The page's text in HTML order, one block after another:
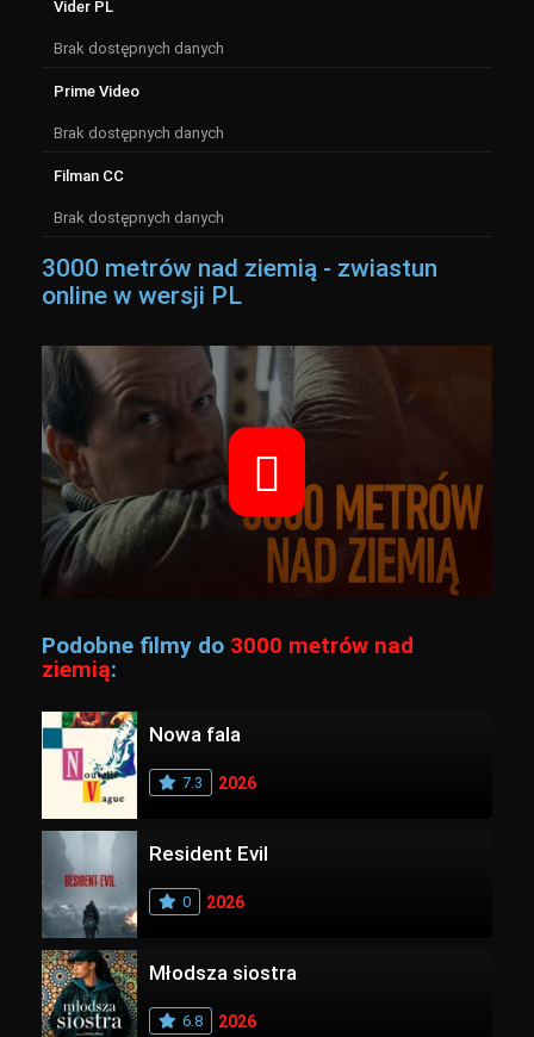
Vider PL
Brak dostępnych danych
Prime Video
Brak dostępnych danych
Filman CC
Brak dostępnych danych
3000 metrów nad ziemią - zwiastun
online w wersji PL
Podobne filmy do 3000 metrów nad
ziemią:
Nowa fala
7.3 2026
Resident Evil
0 2026
Młodsza siostra
6.8 2026